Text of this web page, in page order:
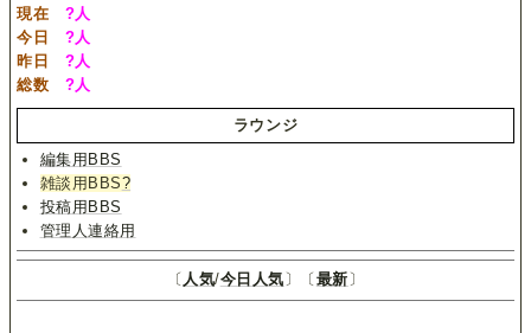
現在
? 人
今日
? 人
昨日
? 人
総数
? 人
ラウンジ
編集用BBS
雑談用BBS?
投稿用BBS
管理人連絡用
〔 人気/今日人気 〕〔 最新 〕